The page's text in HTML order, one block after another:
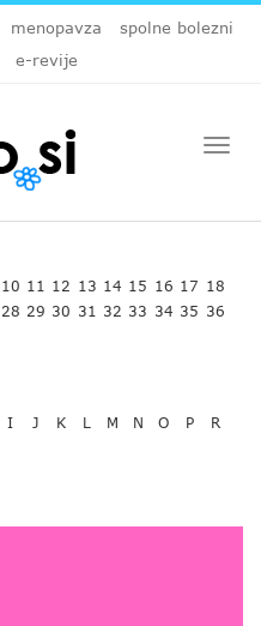
menopavza
spolne bolezni
e-revije
10 11 12 13 14 15 16 17 18
28 29 30 31 32 33 34 35 36
I J K L M N O P
R